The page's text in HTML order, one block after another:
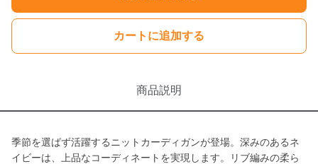
カートに追加する
商品説明
季節を選ばず活躍するニットカーディガンが登場。深みのあるネ
イビーは、上品なコーディネートを実現します。リブ編みの柔ら